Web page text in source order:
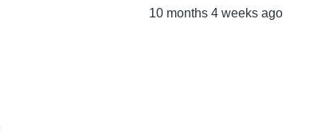
10 months 4 weeks ago